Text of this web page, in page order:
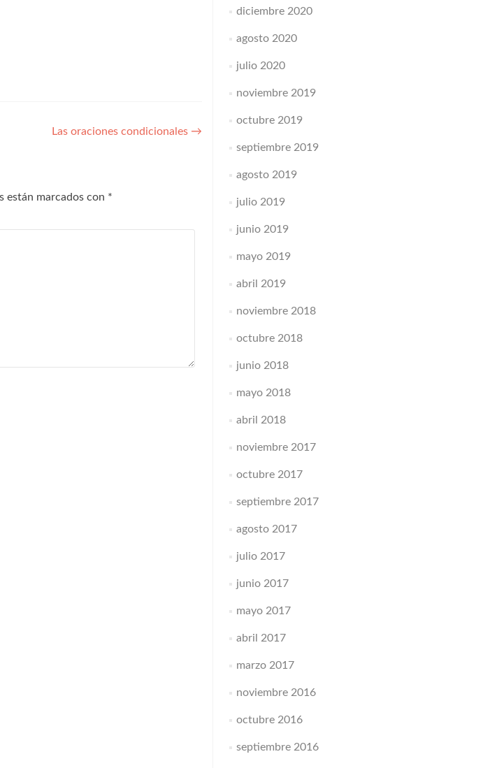
Las oraciones condicionales →
están marcados con *
diciembre 2020
agosto 2020
julio 2020
noviembre 2019
octubre 2019
septiembre 2019
agosto 2019
julio 2019
junio 2019
mayo 2019
abril 2019
noviembre 2018
octubre 2018
junio 2018
mayo 2018
abril 2018
noviembre 2017
octubre 2017
septiembre 2017
agosto 2017
julio 2017
junio 2017
mayo 2017
abril 2017
marzo 2017
noviembre 2016
octubre 2016
septiembre 2016